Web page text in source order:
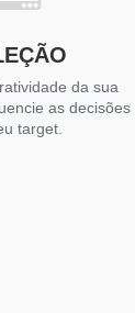
da sua
as decisões
target.